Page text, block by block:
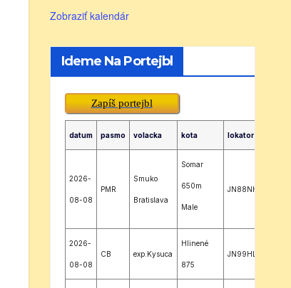
Zobraziť kalendár
Ideme Na Portejbl
Zapíš portejbl
datum pasmo volacka kota lokator
2026-
08-08
PMR
Smuko
Bratislava
Somar
650m
Male
Karpaty
JN88NH
2026-
08-08
CB exp.Kysuca
Hlinené
875
JN99HL